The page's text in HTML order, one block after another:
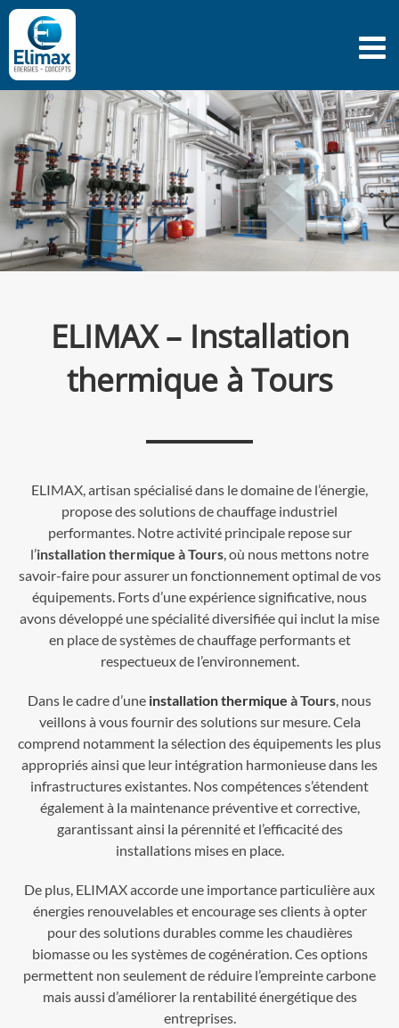
Passer
contenu
ELIMAX – Installation
thermique à Tours
ELIMAX, artisan spécialisé dans le domaine de l’énergie,
propose des solutions de chauffage industriel
performantes. Notre activité principale repose sur
l’installation thermique à Tours, où nous mettons notre
savoir-faire pour assurer un fonctionnement optimal de vos
équipements. Forts d’une expérience significative, nous
avons développé une spécialité diversifiée qui inclut la mise
en place de systèmes de chauffage performants et
respectueux de l’environnement.
Dans le cadre d’une installation thermique à Tours, nous
veillons à vous fournir des solutions sur mesure. Cela
comprend notamment la sélection des équipements les plus
appropriés ainsi que leur intégration harmonieuse dans les
infrastructures existantes. Nos compétences s’étendent
également à la maintenance préventive et corrective,
garantissant ainsi la pérennité et l’efficacité des
installations mises en place.
De plus, ELIMAX accorde une importance particulière aux
énergies renouvelables et encourage ses clients à opter
pour des solutions durables comme les chaudières
biomasse ou les systèmes de cogénération. Ces options
permettent non seulement de réduire l’empreinte carbone
mais aussi d’améliorer la rentabilité énergétique des
entreprises.